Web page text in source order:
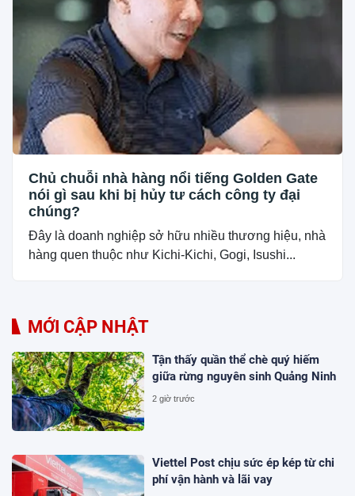
Chủ chuỗi nhà hàng nổi tiếng Golden Gate
nói gì sau khi bị hủy tư cách công ty đại
chúng?
Đây là doanh nghiệp sở hữu nhiều thương hiệu, nhà
hàng quen thuộc như Kichi-Kichi, Gogi, Isushi...
MỚI CẬP NHẬT
Tận thấy quần thể chè quý hiếm
giữa rừng nguyên sinh Quảng Ninh
2 giờ trước
Viettel Post chịu sức ép kép từ chi
phí vận hành và lãi vay